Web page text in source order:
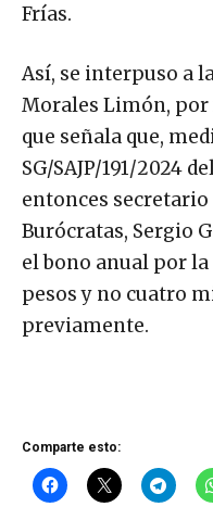
Frías.
Así, se interpuso a
Morales Limón, por
que señala que,
SG/SAJP/191/2024
entonces
Burócratas, Sergio
el bono anual por la
pesos y no cuatro
previamente.
Comparte esto: